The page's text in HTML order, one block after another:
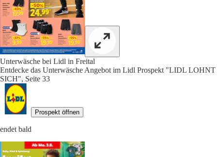
Unterwäsche bei Lidl in Freital
Entdecke das Unterwäsche Angebot im Lidl Prospekt "LIDL LOHNT
SICH", Seite 33
Prospekt öffnen
endet bald